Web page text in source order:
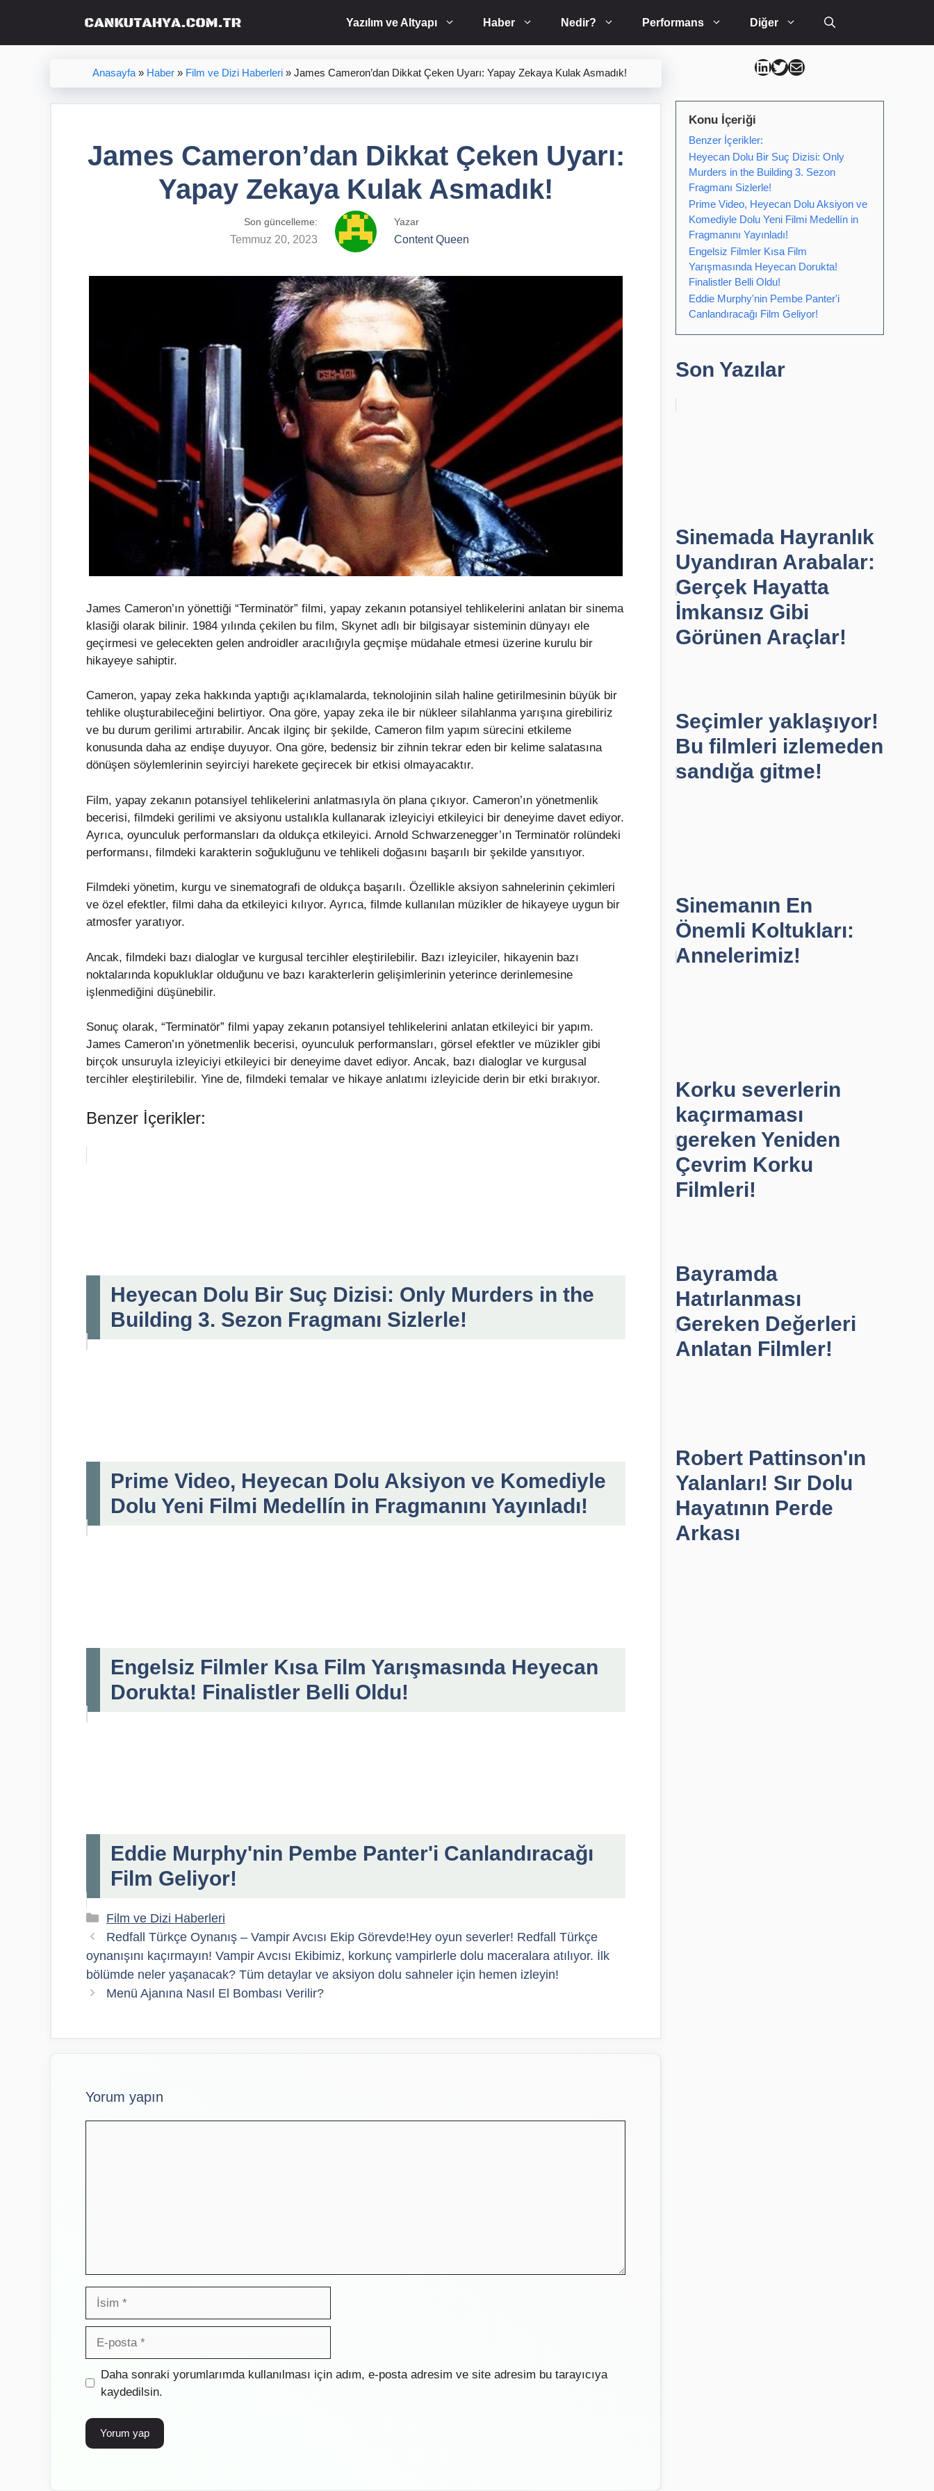
Yazılım ve Altyapı Haber Nedir? Performans Diğer
Anasayfa» Haber» Film ve Dizi Haberleri» James Cameron’dan Dikkat Çeken Uyarı: Yapay Zekaya Kulak Asmadık!
James Cameron’dan Dikkat Çeken Uyarı:
Yapay Zekaya Kulak Asmadık!
Son güncelleme:
Temmuz 20, 2023
Yazar
Content Queen
James Cameron’ın yönettiği “Terminatör” filmi, yapay zekanın potansiyel tehlikelerini anlatan bir sinema
klasiği olarak bilinir. 1984 yılında çekilen bu film, Skynet adlı bir bilgisayar sisteminin dünyayı ele
geçirmesi ve gelecekten gelen androidler aracılığıyla geçmişe müdahale etmesi üzerine kurulu bir
hikayeye sahiptir.
Cameron, yapay zeka hakkında yaptığı açıklamalarda, teknolojinin silah haline getirilmesinin büyük bir
tehlike oluşturabileceğini belirtiyor. Ona göre, yapay zeka ile bir nükleer silahlanma yarışına girebiliriz
ve bu durum gerilimi artırabilir. Ancak ilginç bir şekilde, Cameron film yapım sürecini etkileme
konusunda daha az endişe duyuyor. Ona göre, bedensiz bir zihnin tekrar eden bir kelime salatasına
dönüşen söylemlerinin seyirciyi harekete geçirecek bir etkisi olmayacaktır.
Film, yapay zekanın potansiyel tehlikelerini anlatmasıyla ön plana çıkıyor. Cameron’ın yönetmenlik
becerisi, filmdeki gerilimi ve aksiyonu ustalıkla kullanarak izleyiciyi etkileyici bir deneyime davet ediyor.
Ayrıca, oyunculuk performansları da oldukça etkileyici. Arnold Schwarzenegger’ın Terminatör rolündeki
performansı, filmdeki karakterin soğukluğunu ve tehlikeli doğasını başarılı bir şekilde yansıtıyor.
Filmdeki yönetim, kurgu ve sinematografi de oldukça başarılı. Özellikle aksiyon sahnelerinin çekimleri
ve özel efektler, filmi daha da etkileyici kılıyor. Ayrıca, filmde kullanılan müzikler de hikayeye uygun bir
atmosfer yaratıyor.
Ancak, filmdeki bazı dialoglar ve kurgusal tercihler eleştirilebilir. Bazı izleyiciler, hikayenin bazı
noktalarında kopukluklar olduğunu ve bazı karakterlerin gelişimlerinin yeterince derinlemesine
işlenmediğini düşünebilir.
Sonuç olarak, “Terminatör” filmi yapay zekanın potansiyel tehlikelerini anlatan etkileyici bir yapım.
James Cameron’ın yönetmenlik becerisi, oyunculuk performansları, görsel efektler ve müzikler gibi
birçok unsuruyla izleyiciyi etkileyici bir deneyime davet ediyor. Ancak, bazı dialoglar ve kurgusal
tercihler eleştirilebilir. Yine de, filmdeki temalar ve hikaye anlatımı izleyicide derin bir etki bırakıyor.
Benzer İçerikler:
Heyecan Dolu Bir Suç Dizisi: Only Murders in the
Building 3. Sezon Fragmanı Sizlerle!
Prime Video, Heyecan Dolu Aksiyon ve Komediyle
Dolu Yeni Filmi Medellín in Fragmanını Yayınladı!
Engelsiz Filmler Kısa Film Yarışmasında Heyecan
Dorukta! Finalistler Belli Oldu!
Eddie Murphy'nin Pembe Panter'i Canlandıracağı
Film Geliyor!
Kategoriler
Film ve Dizi Haberleri
Redfall Türkçe Oynanış – Vampir Avcısı Ekip Görevde!Hey oyun severler! Redfall Türkçe
oynanışını kaçırmayın! Vampir Avcısı Ekibimiz, korkunç vampirlerle dolu maceralara atılıyor. İlk
bölümde neler yaşanacak? Tüm detaylar ve aksiyon dolu sahneler için hemen izleyin!
Menü Ajanına Nasıl El Bombası Verilir?
Yorum yapın
İsim
posta
İnternet
sitesi
Daha sonraki yorumlarımda kullanılması için adım, e-posta adresim ve site adresim bu tarayıcıya
kaydedilsin.
Can Kütahya Linkedin
Can Kütahya Twitter
Can Kütahya Mail
Konu İçeriği
Benzer İçerikler:
Heyecan Dolu Bir Suç Dizisi: Only
Murders in the Building 3. Sezon
Fragmanı Sizlerle!
Prime Video, Heyecan Dolu Aksiyon ve
Komediyle Dolu Yeni Filmi Medellín in
Fragmanını Yayınladı!
Engelsiz Filmler Kısa Film
Yarışmasında Heyecan Dorukta!
Finalistler Belli Oldu!
Eddie Murphy'nin Pembe Panter'i
Canlandıracağı Film Geliyor!
Son Yazılar
Sinemada Hayranlık
Uyandıran Arabalar:
Gerçek Hayatta
İmkansız Gibi
Görünen Araçlar!
Seçimler yaklaşıyor!
Bu filmleri izlemeden
sandığa gitme!
Sinemanın En
Önemli Koltukları:
Annelerimiz!
Korku severlerin
kaçırmaması
gereken Yeniden
Çevrim Korku
Filmleri!
Bayramda
Hatırlanması
Gereken Değerleri
Anlatan Filmler!
Robert Pattinson'ın
Yalanları! Sır Dolu
Hayatının Perde
Arkası